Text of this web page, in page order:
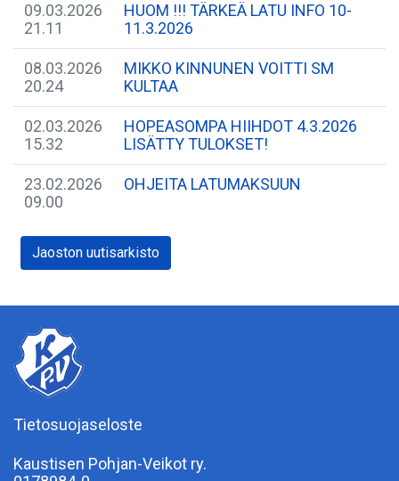
09.03.2026
21.11
HUOM !!! TÄRKEÄ LATU INFO 10-
11.3.2026
08.03.2026
20.24
MIKKO KINNUNEN VOITTI SM
KULTAA
02.03.2026
15.32
HOPEASOMPA HIIHDOT 4.3.2026
LISÄTTY TULOKSET!
23.02.2026
09.00
OHJEITA LATUMAKSUUN
Jaoston uutisarkisto
Tietosuojaseloste
Kaustisen Pohjan-Veikot ry.